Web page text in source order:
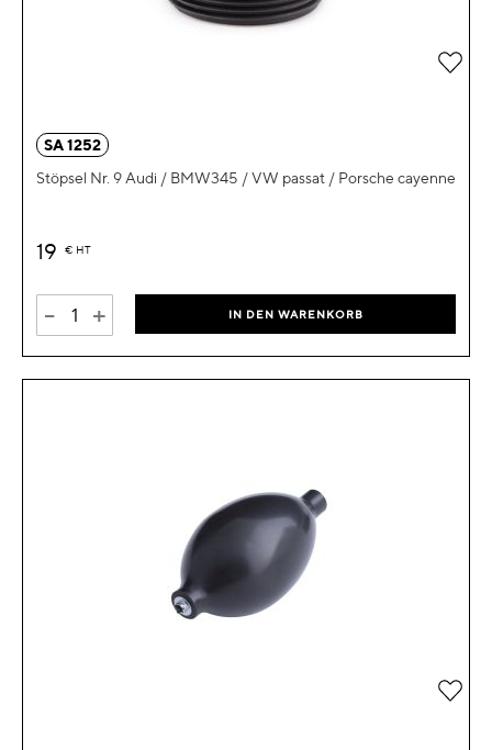
SA 1252
Stöpsel Nr. 9 Audi / BMW345 / VW passat / Porsche cayenne
19 € HT
- + IN DEN WARENKORB
Zur
Zur